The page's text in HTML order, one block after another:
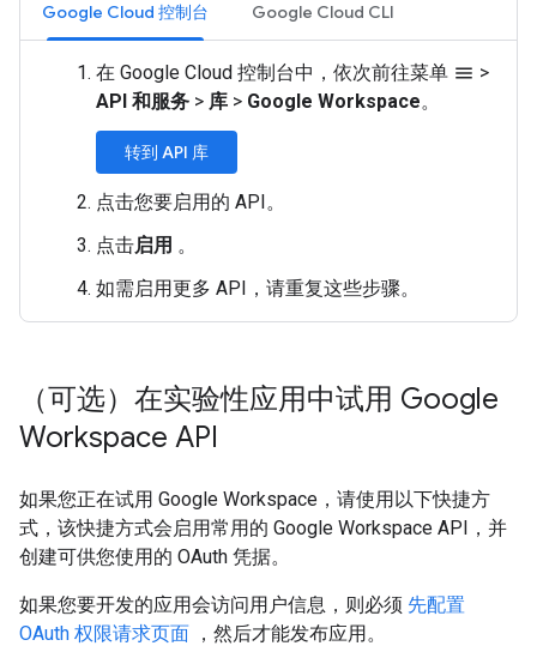
Google Cloud 控制台 Google Cloud CLI
在 Google Cloud 控制台中，依次前往菜单 menu >
API 和服务 > 库 > Google Workspace。
转到 API 库
点击您要启用的 API。
点击启用 。
如需启用更多 API，请重复这些步骤。
（可选）在实验性应用中试用 Google
Workspace API
如果您正在试用 Google Workspace，请使用以下快捷方
式，该快捷方式会启用常用的 Google Workspace API，并
创建可供您使用的 OAuth 凭据。
如果您要开发的应用会访问用户信息，则必须 先配置
OAuth 权限请求页面 ，然后才能发布应用。